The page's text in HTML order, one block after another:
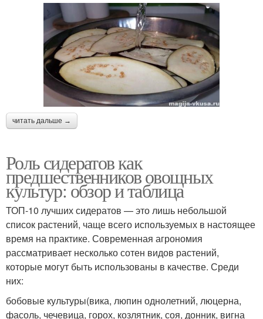
читать дальше →
Роль сидератов как
предшественников овощных
культур: обзор и таблица
ТОП-10 лучших сидератов — это лишь небольшой
список растений, чаще всего используемых в настоящее
время на практике. Современная агрономия
рассматривает несколько сотен видов растений,
которые могут быть использованы в качестве. Среди
них:
бобовые культуры(вика, люпин однолетний, люцерна,
фасоль, чечевица, горох, козлятник, соя, донник, вигна